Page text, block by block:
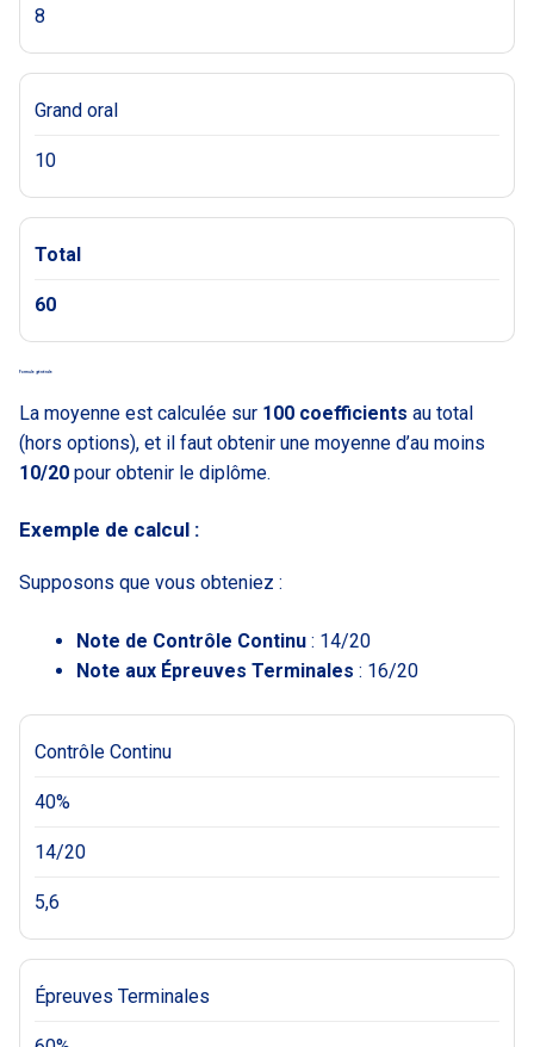
8
Grand oral
10
Total
60
Formule générale
La moyenne est calculée sur 100 coefficients au total
(hors options), et il faut obtenir une moyenne d’au moins
10/20 pour obtenir le diplôme.
Exemple de calcul :
Supposons que vous obteniez :
Note de Contrôle Continu : 14/20
Note aux Épreuves Terminales : 16/20
Contrôle Continu
40%
14/20
5,6
Épreuves Terminales